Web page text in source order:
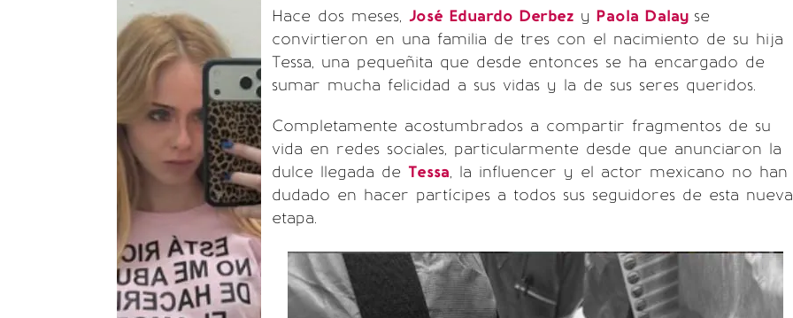
Hace dos meses, José Eduardo Derbez y Paola Dalay se
convirtieron en una familia de tres con el nacimiento de su hija
Tessa, una pequeñita que desde entonces se ha encargado de
sumar mucha felicidad a sus vidas y la de sus seres queridos.
Completamente acostumbrados a compartir fragmentos de su
vida en redes sociales, particularmente desde que anunciaron la
dulce llegada de Tessa, la influencer y el actor mexicano no han
dudado en hacer partícipes a todos sus seguidores de esta nueva
etapa.